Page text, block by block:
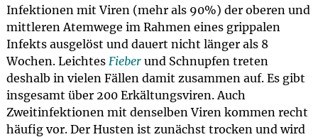
Infektionen mit Viren (mehr als 90%) der oberen und
mittleren Atemwege im Rahmen eines grippalen
Infekts ausgelöst und dauert nicht länger als 8
Wochen. Leichtes Fieberund Schnupfen treten
deshalb in vielen Fällen damit zusammen auf. Es gibt
insgesamt über 200 Erkältungsviren. Auch
Zweitinfektionen mit denselben Viren kommen recht
häufig vor. Der Husten ist zunächst trocken und wird